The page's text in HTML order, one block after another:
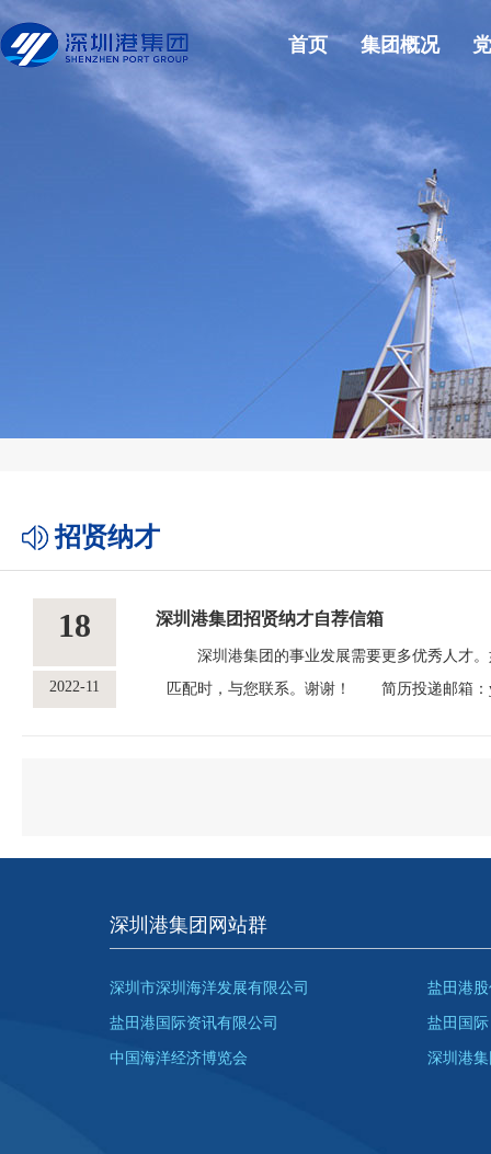
首页 集团概况
招贤纳才
18
2022-11
深圳港集团招贤纳才自荐信箱
深圳港集团的事业发展需要更多优秀人才。
匹配时，与您联系。谢谢！ 简历投递邮箱
深圳港集团网站群
深圳市深圳海洋发展有限公司 盐田港
盐田港国际资讯有限公司 盐田国际
中国海洋经济博览会 深圳港